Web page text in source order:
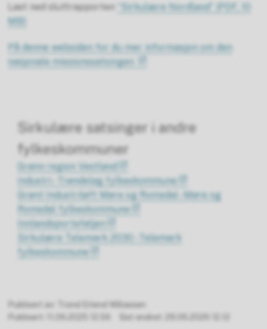
Last ned sluttrapporten “Sirkulære Nordland”
(PDF, 10
MB)
På denne websiden for du mer informasjon om den
nasjonale missionssatsingen
Sirkulære satsinger i andre
fylkeskommuner
Grønn region Vestland
Industri - Trøndelag fylkeskommune
Grønt Industriløft Møre og Romsdal - Møre og
Romsdal fylkeskommune
Innlandsporteføljen
Sirkulære Telemark 2030 - Telemark
fylkeskommune
Publisert av
Trond Erlend Willassen
Publisert
Sist endret